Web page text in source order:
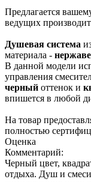
Предлагается
ведущих
Душевая система
материала -
В данной модели
управления
черный оттенок и
впишется в любой
На товар
полностью
Оценка
Комментарий:
Черный цвет,
отдыха. Душ и